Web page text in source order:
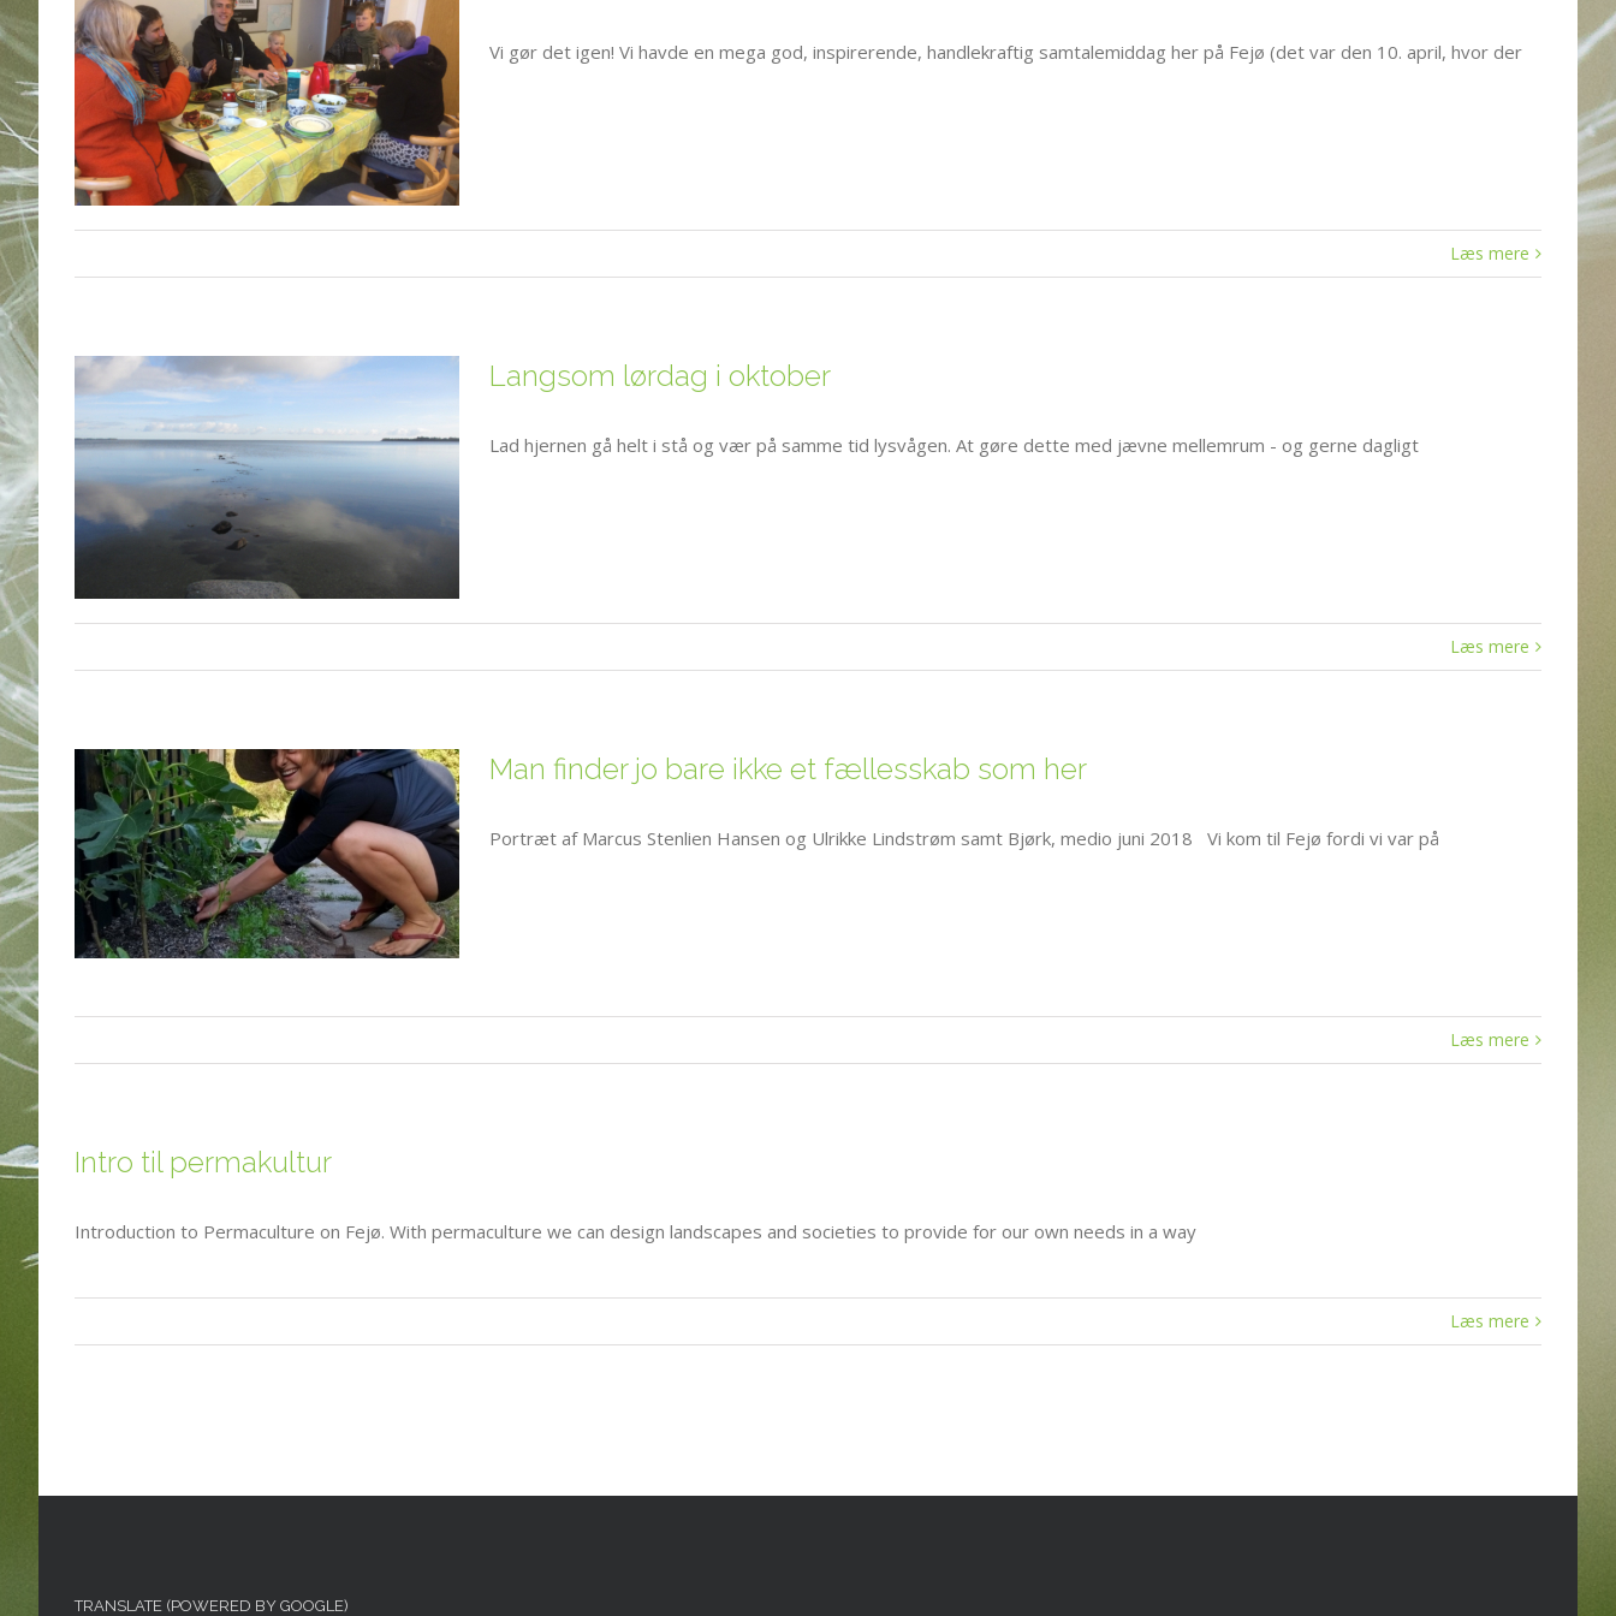
Vi gør det igen! Vi havde en mega god, inspirerende, handlekraftig samtalemiddag her på Fejø (det var den 10. april, hvor der
Læs mere
Langsom lørdag i oktober
Lad hjernen gå helt i stå og vær på samme tid lysvågen. At gøre dette med jævne mellemrum - og gerne dagligt
Læs mere
Man finder jo bare ikke et fællesskab som her
Portræt af Marcus Stenlien Hansen og Ulrikke Lindstrøm samt Bjørk, medio juni 2018 Vi kom til Fejø fordi vi var på
Læs mere
Intro til permakultur
Introduction to Permaculture on Fejø. With permaculture we can design landscapes and societies to provide for our own needs in a way
Læs mere
TRANSLATE (POWERED BY GOOGLE)